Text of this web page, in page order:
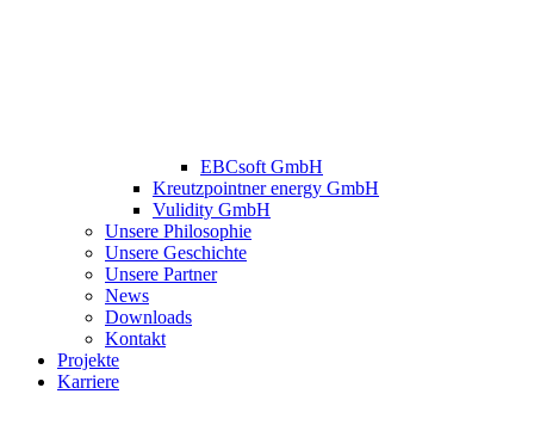
EBCsoft GmbH
Kreutzpointner energy GmbH
Vulidity GmbH
Unsere Philosophie
Unsere Geschichte
Unsere Partner
News
Downloads
Kontakt
Projekte
Karriere